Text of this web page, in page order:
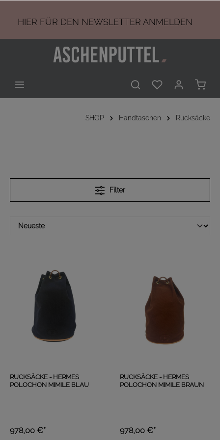
HIER FÜR DEN NEWSLETTER ANMELDEN
SHOP Handtaschen Rucksäcke
Filter
RUCKSÄCKE - HERMES
POLOCHON MIMILE BLAU
978,00 €*
RUCKSÄCKE - HERMES
POLOCHON MIMILE BRAUN
978,00 €*